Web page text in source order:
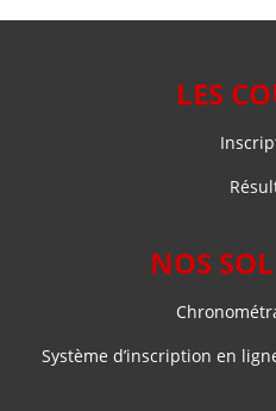
LES
NOS
Système d’inscription en